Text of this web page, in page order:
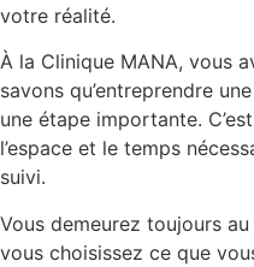
votre réalité.
À la Clinique MANA, vous
savons qu’entreprendre
une étape importante.
l’espace et le temps
suivi.
Vous demeurez toujours
vous choisissez ce que